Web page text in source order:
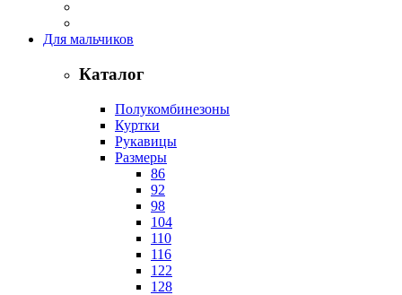
Для мальчиков
Каталог
Полукомбинезоны
Куртки
Рукавицы
Размеры
86
92
98
104
110
116
122
128